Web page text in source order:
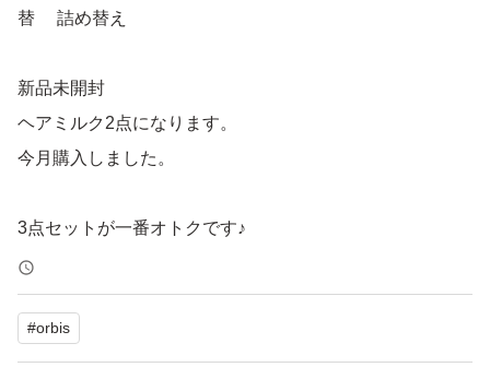
替 詰め替え
新品未開封
ヘアミルク2点になります。
今月購入しました。
3点セットが一番オトクです♪
出品しておりますのでご検討ください
OPP等にはいれず、そのまま発送
開封後はメーカー元へ問い合わせはください。
#orbis